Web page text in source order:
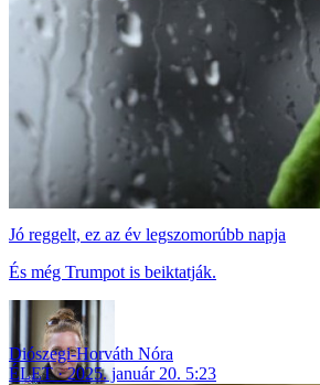
Jó reggelt, ez az év legszomorúbb napja
És még Trumpot is beiktatják.
Diószegi-Horváth Nóra
ÉLET
2025. január 20. 5:23